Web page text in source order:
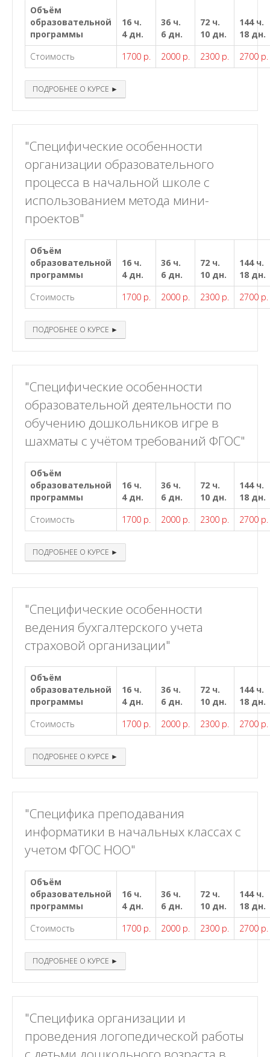
Объём
образовательной
программы
16 ч.
4 дн.
36 ч.
6 дн.
72 ч.
10 дн.
144 ч.
18 дн.
Стоимость
1700 р. 2000 р. 2300 р. 2700 р.
ПОДРОБНЕЕ О КУРСЕ ►
"Специфические особенности
организации образовательного
процесса в начальной школе с
использованием метода мини-
проектов"
Объём
образовательной
программы
16 ч.
4 дн.
36 ч.
6 дн.
72 ч.
10 дн.
144 ч.
18 дн.
Стоимость
1700 р. 2000 р. 2300 р. 2700 р.
ПОДРОБНЕЕ О КУРСЕ ►
"Специфические особенности
образовательной деятельности по
обучению дошкольников игре в
шахматы с учётом требований ФГОС"
Объём
образовательной
программы
16 ч.
4 дн.
36 ч.
6 дн.
72 ч.
10 дн.
144 ч.
18 дн.
Стоимость
1700 р. 2000 р. 2300 р. 2700 р.
ПОДРОБНЕЕ О КУРСЕ ►
"Специфические особенности
ведения бухгалтерского учета
страховой организации"
Объём
образовательной
программы
16 ч.
4 дн.
36 ч.
6 дн.
72 ч.
10 дн.
144 ч.
18 дн.
Стоимость
1700 р. 2000 р. 2300 р. 2700 р.
ПОДРОБНЕЕ О КУРСЕ ►
"Специфика преподавания
информатики в начальных классах с
учетом ФГОС НОО"
Объём
образовательной
программы
16 ч.
4 дн.
36 ч.
6 дн.
72 ч.
10 дн.
144 ч.
18 дн.
Стоимость
1700 р. 2000 р. 2300 р. 2700 р.
ПОДРОБНЕЕ О КУРСЕ ►
"Специфика организации и
проведения логопедической работы